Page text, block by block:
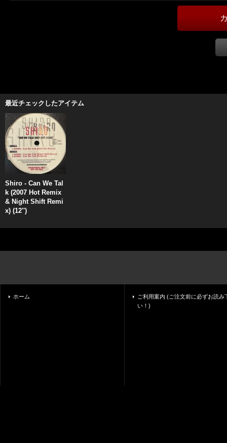
最近チェックしたアイテム
Shiro - Can We Tal
k (2007 Hot Remix
& Night Shift Remi
x) (12'')
ホーム
ご利用案内 (ご注文前に必ずお読み
い！)